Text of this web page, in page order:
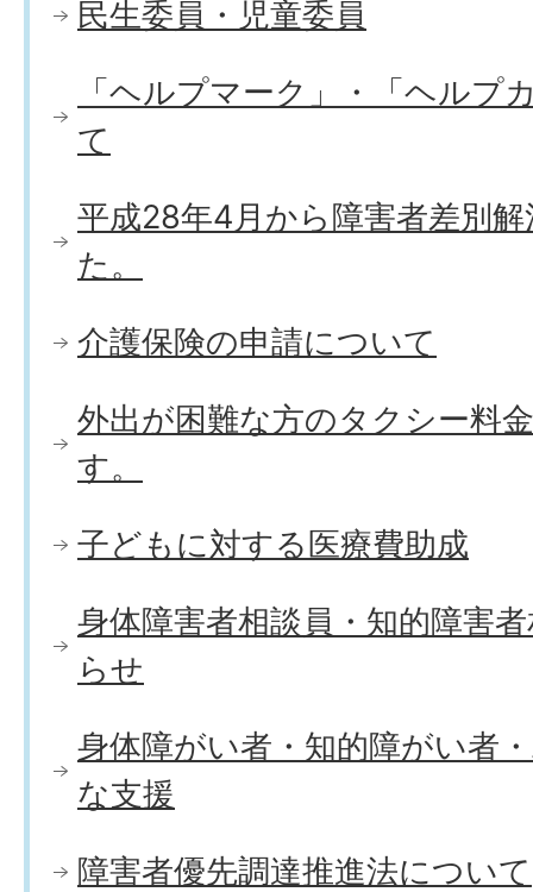
民生委員・児童委員
「ヘルプマーク」・「ヘルプ
て
平成28年4月から障害者差別
た。
介護保険の申請について
外出が困難な方のタクシー料
す。
子どもに対する医療費助成
身体障害者相談員・知的障害
らせ
身体障がい者・知的障がい者
な支援
障害者優先調達推進法について